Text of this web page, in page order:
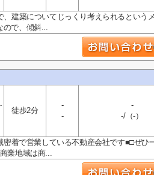
建築についてじっくり考えられるという
ので、傾斜...
徒歩2分
-
-
-
-/（-）
密着で営業している不動産会社です■□ぜひ
業地域は商...